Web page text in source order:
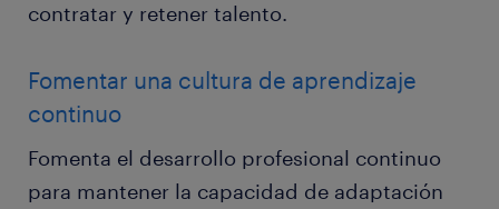
contratar y retener talento.
Fomentar una cultura de aprendizaje
continuo
Fomenta el desarrollo profesional continuo
para mantener la capacidad de adaptación